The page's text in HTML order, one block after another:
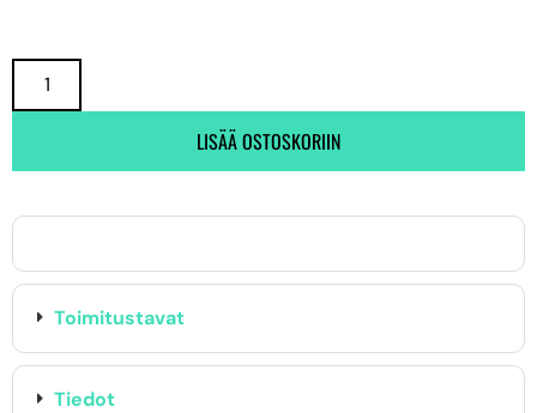
LISÄÄ OSTOSKORIIN
Toimitustavat
Tiedot